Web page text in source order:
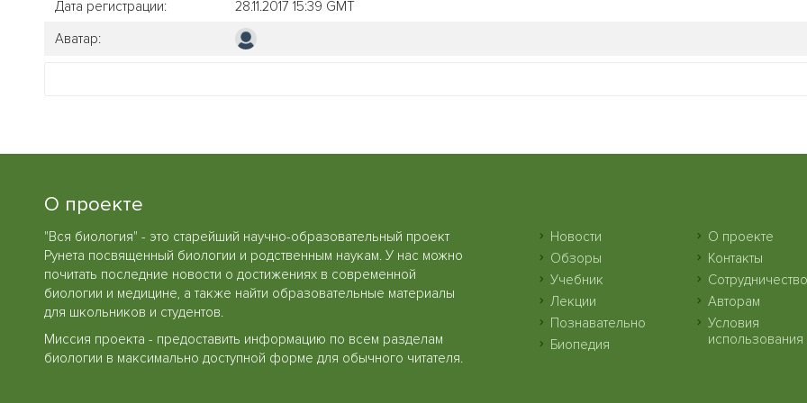
Дата регистрации:
28.11.2017 15:39 GMT
Аватар:
О проекте
"Вся биология" - это старейший научно-образовательный проект
Рунета посвященный биологии и родственным наукам. У нас можно
почитать последние новости о достижениях в современной
биологии и медицине, а также найти образовательные материалы
для школьников и студентов.
Миссия проекта - предоставить информацию по всем разделам
биологии в максимально доступной форме для обычного читателя.
Новости
Обзоры
Учебник
Лекции
Познавательно
Биопедия
О проекте
Контакты
Сотрудничество
Авторам
Условия
использования